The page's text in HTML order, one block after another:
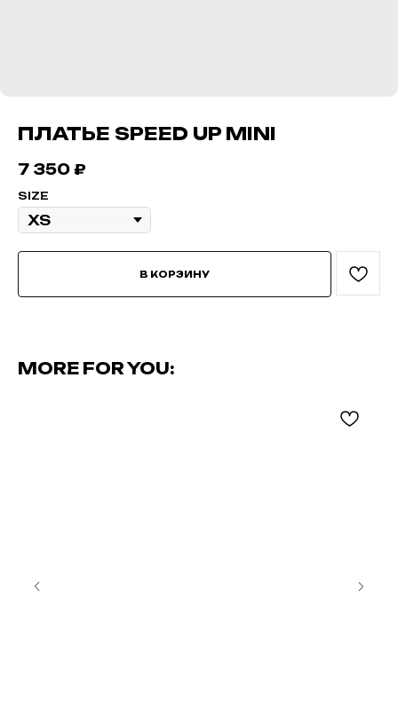
ПЛАТЬЕ SPEED UP MINI
7 350 ₽
SIZE
В КОРЗИНУ
MORE FOR YOU: